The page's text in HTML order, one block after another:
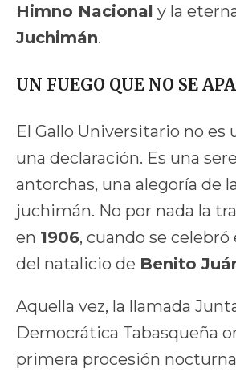
Himno Nacional y la
Juchimán.
UN FUEGO QUE NO SE
El Gallo Universitario no es
una declaración. Es una
antorchas, una alegoría de
juchimán. No por nada la
en 1906, cuando se
del natalicio de Benito
Aquella vez, la llamada
Democrática Tabasqueña
primera procesión